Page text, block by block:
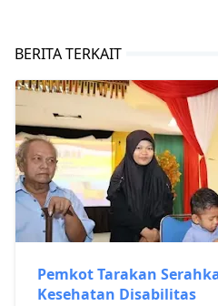
BERITA TERKAIT
Pemkot Tarakan
Kesehatan Disabilitas